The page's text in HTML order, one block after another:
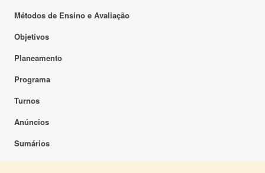
Métodos de Ensino e Avaliação
Objetivos
Planeamento
Programa
Turnos
Anúncios
Sumários